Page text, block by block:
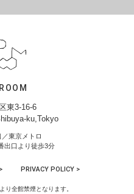
東3-16-6
ku,Tokyo
東京メトロ
出口より徒歩3分
PRIVACY POLICY >
り全館禁煙となります。